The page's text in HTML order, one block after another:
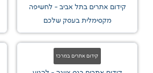
קידום אתרים בתל אביב - לחשיפה
מקסימלית בעסק שלכם
קידום אתרים במרכז